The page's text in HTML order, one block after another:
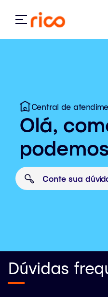
Central de
Olá,
Dúvidas